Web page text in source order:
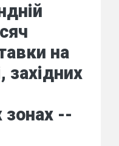
на
західних
зонах --